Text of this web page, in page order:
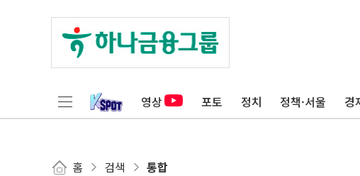
영상 포토 정치 정책·서울 경
홈 검색 통합